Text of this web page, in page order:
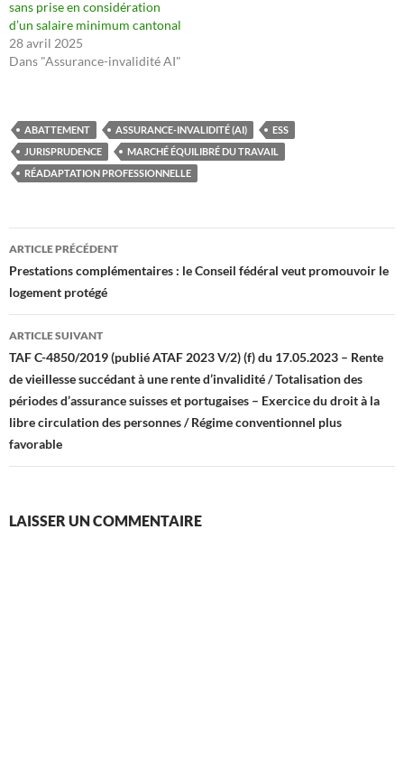
sans prise en considération
d’un salaire minimum cantonal
28 avril 2025
Dans "Assurance-invalidité AI"
ABATTEMENT ASSURANCE-INVALIDITÉ (AI)
ESS
JURISPRUDENCE
MARCHÉ ÉQUILIBRÉ DU TRAVAIL
RÉADAPTATION PROFESSIONNELLE
Navigation
des
articles
ARTICLE PRÉCÉDENT
Prestations complémentaires : le Conseil fédéral veut promouvoir le
logement protégé
ARTICLE SUIVANT
TAF C-4850/2019 (publié ATAF 2023 V/2) (f) du 17.05.2023 – Rente
de vieillesse succédant à une rente d’invalidité / Totalisation des
périodes d’assurance suisses et portugaises – Exercice du droit à la
libre circulation des personnes / Régime conventionnel plus
favorable
LAISSER UN COMMENTAIRE